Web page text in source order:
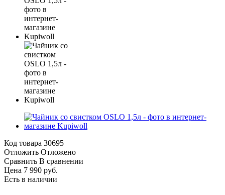
Код товара 30695
Отложить Отложено
Сравнить В сравнении
Цена 7 990 руб.
Есть в наличии